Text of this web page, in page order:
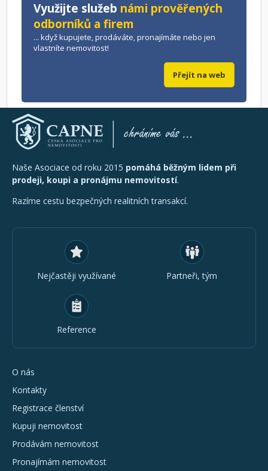
Využijte služeb námi prověřených
odborníků a firem
... když kupujete, prodáváte, pronajímáte nebo jen
vlastníte nemovitost!
Přejít na web
Naše Asociace od roku 2015 pomáhá běžným lidem při
prodeji, koupi a pronájmu nemovitostí.
Razíme cestu bezpečných realitních transakcí.
Nejčastěji využívané Partneři, tým
Reference
O nás
Kontakty
Registrace členství
Kupuji nemovitost
Prodávám nemovitost
Pronajímám nemovitost